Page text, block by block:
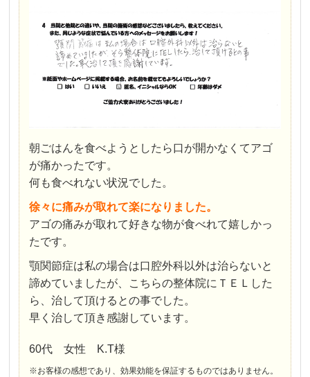
朝ごはんを食べようとしたら口が開かなくてアゴ
が痛かったです。
何も食べれない状況でした。
徐々に痛みが取れて楽になりました。
アゴの痛みが取れて好きな物が食べれて嬉しかっ
たです。
顎関節症は私の場合は口腔外科以外は治らないと
諦めていましたが、こちらの整体院にＴＥＬした
ら、治して頂けるとの事でした。
早く治して頂き感謝しています。
60代 女性 K.T様
※お客様の感想であり、効果効能を保証するものではありません。